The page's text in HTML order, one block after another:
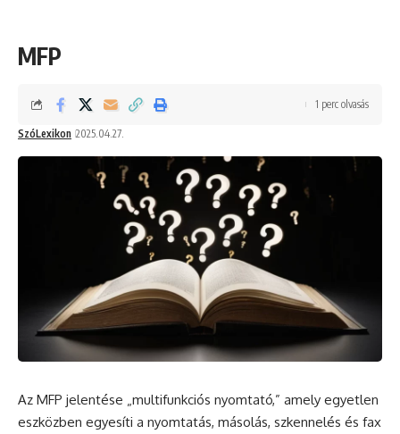
MFP
SzóLexikon 2025.04.27.
1 perc olvasás
Az MFP jelentése „multifunkciós nyomtató,” amely egyetlen
eszközben egyesíti a nyomtatás, másolás, szkennelés és fax